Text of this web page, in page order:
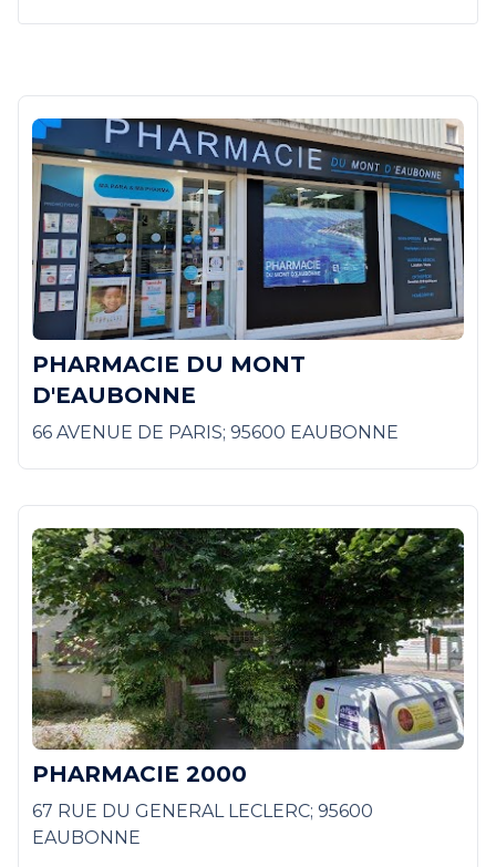
PHARMACIE DU MONT
D'EAUBONNE
66 AVENUE DE PARIS; 95600 EAUBONNE
PHARMACIE 2000
67 RUE DU GENERAL LECLERC; 95600
EAUBONNE